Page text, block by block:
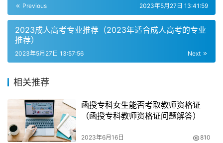
缺考和成绩记零分
如果考生报名成人高考但没去参加考试，视为弃考，成人高
考缺考一门则这一门成绩记零分，但不会影响到其他课程的
考试，可以参加考试。成人高考录取采取的是总分制，只有
现场确认成功之后，考生才有机会参加考试。如果仅仅成功
携带身份证和暂住证
在现场确认的时候，考生需要携带个人身份证、暂住证并认
Previous 2023年5月27日 13:41:59
2023成人高考专业推荐（2023年适合成人高考的专业
推荐）
Next
2023年5月27日 13:57:56
相关推荐
函授专科女生能否考取教师资格证
（函授专科教师资格证问题解答）
2023年6月16日 810